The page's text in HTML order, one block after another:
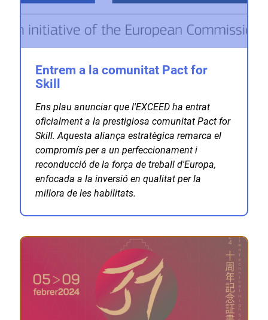
Entrem a la comunitat Pact for
Skill
Ens plau anunciar que l'EXCEED ha entrat
oficialment a la prestigiosa comunitat Pact for
Skill. Aquesta aliança estratègica remarca el
compromís per a un perfeccionament i
reconducció de la força de treball d'Europa,
enfocada a la inversió en qualitat per la
millora de les habilitats.